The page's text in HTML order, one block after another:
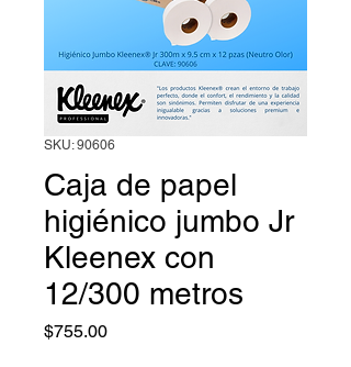
SKU: 90606
Caja de papel
higiénico jumbo Jr
Kleenex con
12/300 metros
$755.00Precio